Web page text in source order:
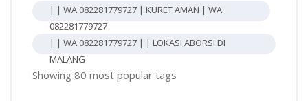
| | WA 082281779727 | KURET AMAN | WA
082281779727
| | WA 082281779727 | | LOKASI ABORSI DI
MALANG
Showing 80 most popular tags